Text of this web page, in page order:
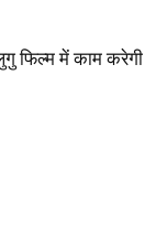
फिल्म में काम करेगी